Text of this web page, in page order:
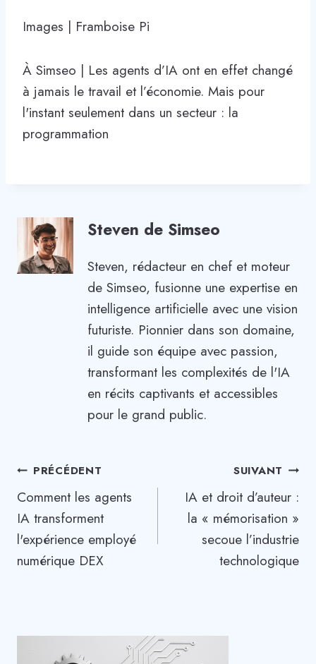
Images | Framboise Pi
À Simseo | Les agents d’IA ont en effet changé
à jamais le travail et l’économie. Mais pour
l'instant seulement dans un secteur : la
programmation
Steven de Simseo
Steven, rédacteur en chef et moteur
de Simseo, fusionne une expertise en
intelligence artificielle avec une vision
futuriste. Pionnier dans son domaine,
il guide son équipe avec passion,
transformant les complexités de l'IA
en récits captivants et accessibles
pour le grand public.
Navigation
de
l’article
PRÉCÉDENT
Comment les agents
IA transforment
l'expérience employé
numérique DEX
SUIVANT
IA et droit d’auteur :
la « mémorisation »
secoue l’industrie
technologique